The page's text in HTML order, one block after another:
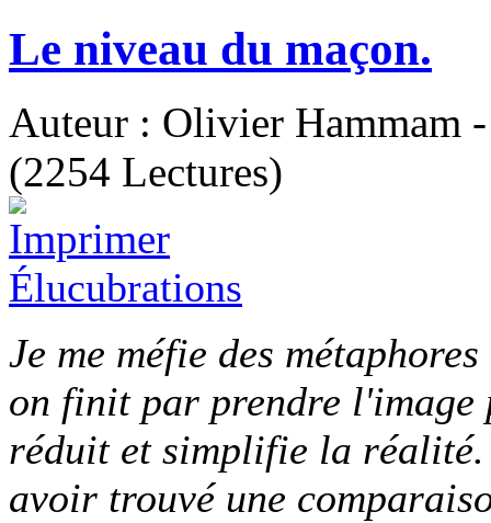
Le niveau du maçon.
Auteur : Olivier Hammam
(2254 Lectures)
Élucubrations
Je me méfie des
on finit par prendre
réduit et simplifie la
avoir trouvé une